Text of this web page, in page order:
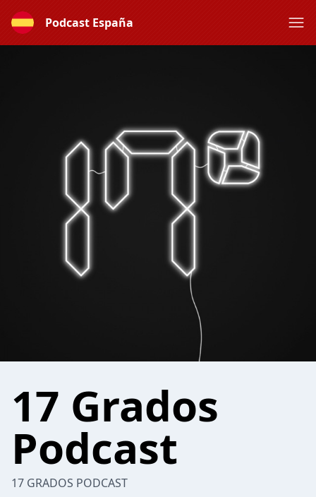
Podcast España
17 Grados
Podcast
17 GRADOS PODCAST